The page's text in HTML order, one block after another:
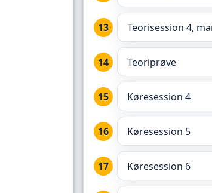
Teorisession 4,
Teoriprøve
Køresession 4
Køresession 5
Køresession 6